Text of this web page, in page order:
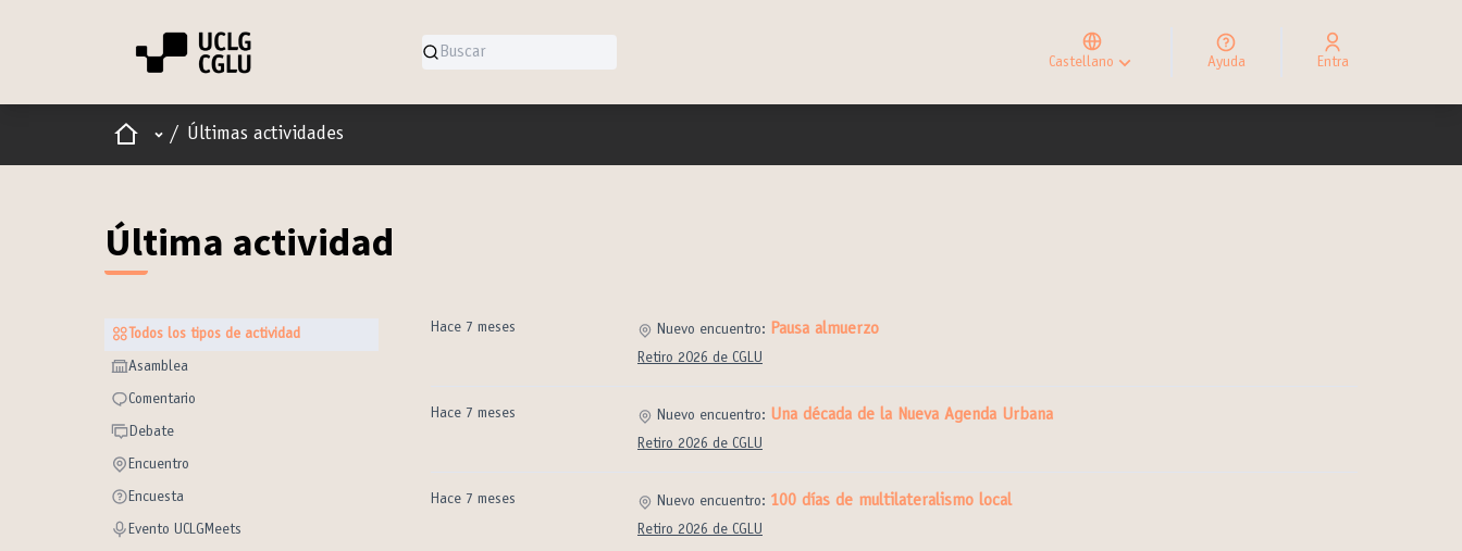
Castellano
Elegir el idioma
Choose language
Ayuda Entra
InicioMenú principal
/ Últimas actividades
Última actividad
Todos los tipos de actividad
Todos los tipos de actividad
Asamblea
Asamblea
Comentario
Comentario
DebateDebate
Encuentro
Encuentro
Encuesta
Encuesta
Evento UCLGMeets
Evento UCLGMeets
Hace 7 meses Nuevo encuentro: Pausa almuerzo
Retiro 2026 de CGLU
Hace 7 meses Nuevo encuentro: Una década de la Nueva Agenda Urbana
Retiro 2026 de CGLU
Hace 7 meses Nuevo encuentro: 100 días de multilateralismo local
Retiro 2026 de CGLU